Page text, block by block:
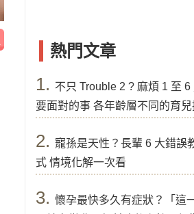
熱門文章
1. 不只 Trouble 2 ? 麻煩 1 至 6
要面對的事 各年齡層不同的育
2. 寵孫是天性？長輩 6 大錯誤
式 情境化解一次看
3. 懷孕最快多久有症狀？「這